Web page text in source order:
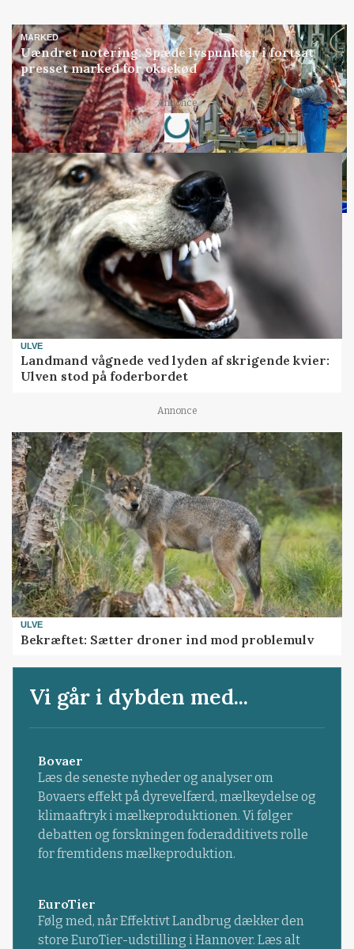
MARKED
Uændret notering: Spæde lyspunkter i fortsat
presset marked for oksekød
Annonce
Loading...
ULVE
Landmand vågnede ved lyden af skrigende kvier:
Ulven stod på foderbordet
Annonce
ULVE
Bekræftet: Sætter droner ind mod problemulv
Vi går i dybden med...
Bovaer
Læs de seneste nyheder og analyser om
Bovaers effekt på dyrevelfærd, mælkeydelse og
klimaaftryk i mælkeproduktionen. Vi følger
debatten og forskningen foderadditivets rolle
for fremtidens mælkeproduktion.
EuroTier
Følg med, når Effektivt Landbrug dækker den
store EuroTier-udstilling i Hannover. Læs alt